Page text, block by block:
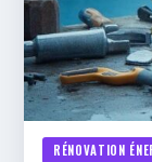
RÉNOVATION